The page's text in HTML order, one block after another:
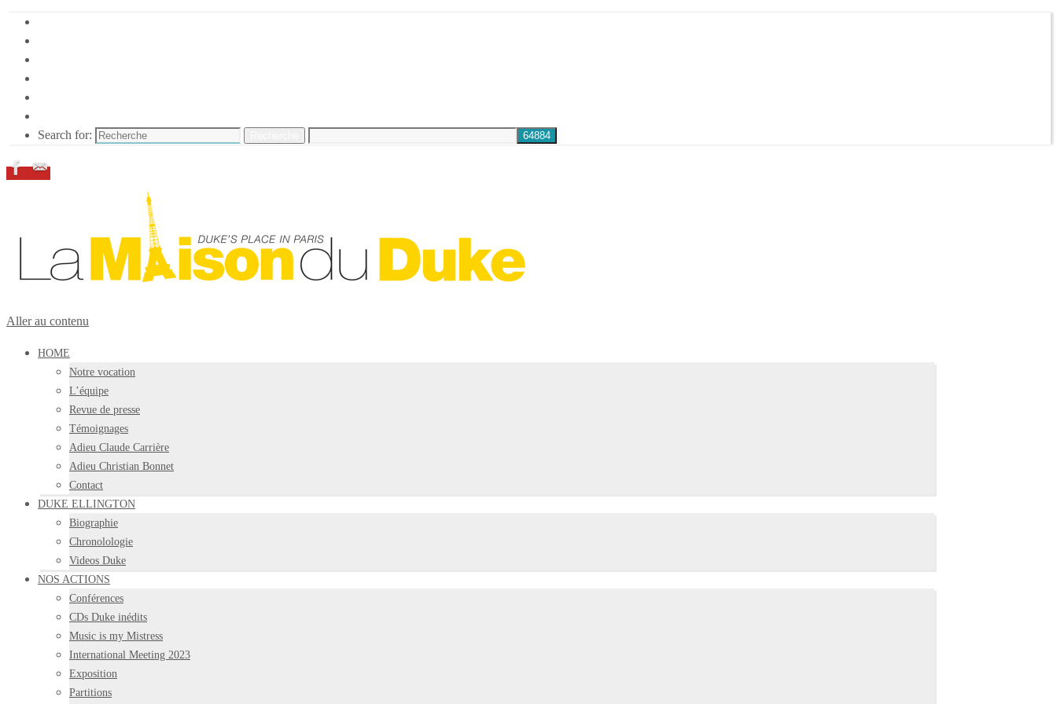
Search for:
Aller au contenu
HOME
Notre vocation
L’équipe
Revue de presse
Témoignages
Adieu Claude Carrière
Adieu Christian Bonnet
Contact
DUKE ELLINGTON
Biographie
Chronolologie
Videos Duke
NOS ACTIONS
Conférences
CDs Duke inédits
Music is my Mistress
International Meeting 2023
Exposition
Partitions